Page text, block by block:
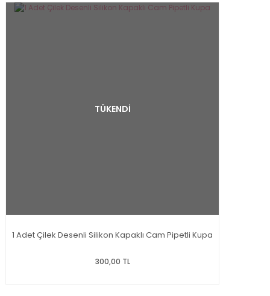
TÜKENDİ
1 Adet Çilek Desenli Silikon Kapaklı Cam Pipetli Kupa
300,00 TL